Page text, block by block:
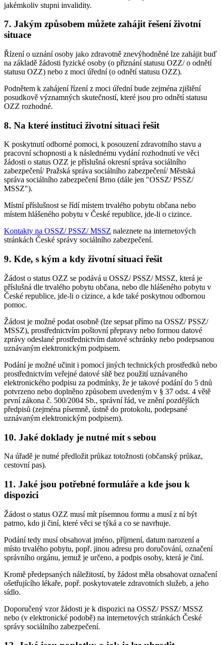
jakémkoliv stupni invalidity.
7. Jakým způsobem můžete zahájit řešení životní
situace
Řízení o uznání osoby jako zdravotně znevýhodněné lze zahájit buď
na základě žádosti fyzické osoby (o přiznání statusu OZZ/ o odnětí
statusu OZZ) nebo z moci úřední (o odnětí statusu OZZ).
Podnětem k zahájení řízení z moci úřední bude zejména zjištění
posudkově významných skutečností, které jsou pro odnětí statusu
OZZ rozhodné.
8. Na které instituci životní situaci řešit
K poskytnutí odborné pomoci, k posouzení zdravotního stavu a
pracovní schopnosti a k následnému vydání rozhodnutí ve věci
žádosti o status OZZ je příslušná okresní správa sociálního
zabezpečení/ Pražská správa sociálního zabezpečení/ Městská
správa sociálního zabezpečení Brno (dále jen "OSSZ/ PSSZ/
MSSZ").
Místní příslušnost se řídí místem trvalého pobytu občana nebo
místem hlášeného pobytu v České republice, jde-li o cizince.
Kontakty na OSSZ/ PSSZ/ MSSZ naleznete na internetových
stránkách České správy sociálního zabezpečení.
9. Kde, s kým a kdy životní situaci řešit
Žádost o status OZZ se podává u OSSZ/ PSSZ/ MSSZ, která je
příslušná dle trvalého pobytu občana, nebo dle hlášeného pobytu v
České republice, jde-li o cizince, a kde také poskytnou odbornou
pomoc.
Žádost je možné podat osobně (lze sepsat přímo na OSSZ/ PSSZ/
MSSZ), prostřednictvím poštovní přepravy nebo formou datové
zprávy odeslané prostřednictvím datové schránky nebo podepsanou
uznávaným elektronickým podpisem.
Podání je možné učinit i pomocí jiných technických prostředků nebo
prostřednictvím veřejné datové sítě bez použití uznávaného
elektronického podpisu za podmínky, že je takové podání do 5 dnů
potvrzeno nebo doplněno způsobem uvedeným v § 37 odst. 4 větě
první zákona č. 500/2004 Sb., správní řád, ve znění pozdějších
předpisů (zejména písemně, ústně do protokolu, podepsané
uznávaným elektronickým podpisem).
10. Jaké doklady je nutné mít s sebou
Na úřadě je nutné předložit průkaz totožnosti (občanský průkaz,
cestovní pas).
11. Jaké jsou potřebné formuláře a kde jsou k
dispozici
Žádost o status OZZ musí mít písemnou formu a musí z ní být
patrno, kdo ji činí, které věci se týká a co se navrhuje.
Podání tedy musí obsahovat jméno, příjmení, datum narození a
místo trvalého pobytu, popř. jinou adresu pro doručování, označení
správního orgánu, jemuž je určeno, a podpis osoby, která je činí.
Kromě předepsaných náležitostí, by žádost měla obsahovat označení
ošetřujícího lékaře, popř. poskytovatele zdravotních služeb, a jeho
sídlo.
Doporučený vzor žádosti je k dispozici na OSSZ/ PSSZ/ MSSZ
nebo (v elektronické podobě) na internetových stránkách České
správy sociálního zabezpečení.